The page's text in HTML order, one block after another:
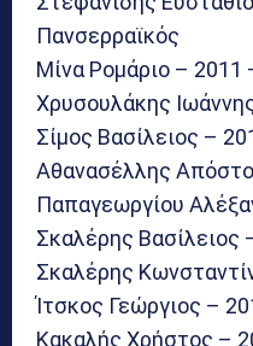
Πανσερραϊκός
Μίνα Ρομάριο –
Χρυσουλάκης
Σίμος Βασίλειος –
Αθανασέλλης
Παπαγεωργίου
Σκαλέρης
Σκαλέρης
Ίτσκος Γεώργιος –
Κακαλής Χρήστος –